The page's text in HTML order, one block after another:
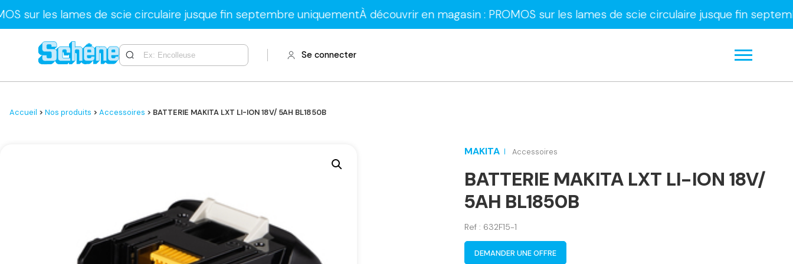
lames de scie circulaire jusque fin septembre uniquementÀ découvrir en magasin : PROMOS sur les lames de scie circulaire jusque fin septembre
Se connecter
Accueil > Nos produits > Accessoires > BATTERIE MAKITA LXT LI-ION 18V/ 5AH BL1850B
MAKITA Accessoires
BATTERIE MAKITA LXT LI-ION 18V/
5AH BL1850B
Ref : 632F15-1
DEMANDER UNE OFFRE